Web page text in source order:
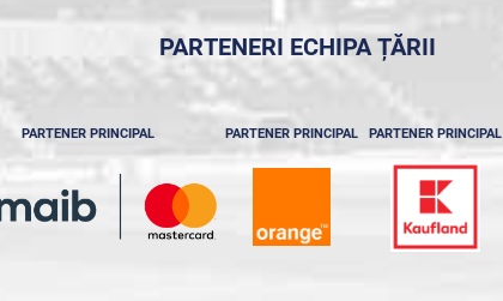
PARTENERI ECHIPA ȚĂRII
PARTENER PRINCIPAL PARTENER PRINCIPAL PARTENER PRINCIPAL